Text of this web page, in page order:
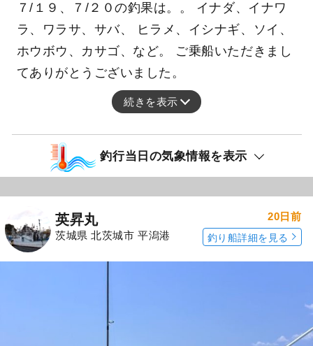
７/１９、７/２０の釣果は。。 イナダ、イナワ
ラ、ワラサ、サバ、 ヒラメ、イシナギ、ソイ、
ホウボウ、カサゴ、など。 ご乗船いただきまし
てありがとうございました。
続きを表示
釣行当日の気象情報を表示
英昇丸
茨城県 北茨城市 平潟港
20日前
釣り船詳細を見る